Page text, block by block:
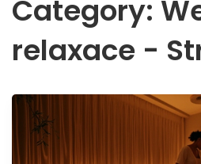
Category:
relaxace -